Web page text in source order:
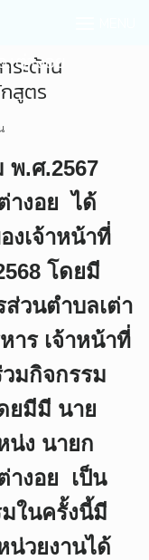
ต่างอย
ระด้าน
สูตร
พ.ศ.2567
างอย ได้
งเจ้าหน้าที่
โดยมี
วนตำบลเต่า
าร เจ้าหน้าที่
มกิจกรรม
ยมีมี นาย
น่ง นายก
างอย เป็น
ในครั้งนี้มี
น่วยงานได้